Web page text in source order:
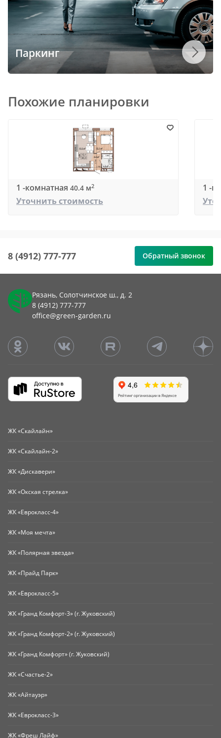
Паркинг
Похожие планировки
1 -комнатная 40.4 м2
Уточнить стоимость
1 -
8 (4912) 777-777 Обратный звонок
Рязань, Солотчинское ш., д. 2
8 (4912) 777-777
office@green-garden.ru
ЖК «Скайлайн»
ЖК «Скайлайн-2»
ЖК «Дискавери»
ЖК «Окская стрелка»
ЖК «Еврокласс-4»
ЖК «Моя мечта»
ЖК «Полярная звезда»
ЖК «Прайд Парк»
ЖК «Еврокласс-5»
ЖК «Гранд Комфорт-3» (г. Жуковский)
ЖК «Гранд Комфорт-2» (г. Жуковский)
ЖК «Гранд Комфорт» (г. Жуковский)
ЖК «Счастье-2»
ЖК «Айтауэр»
ЖК «Еврокласс-3»
ЖК «Фреш Лайф»